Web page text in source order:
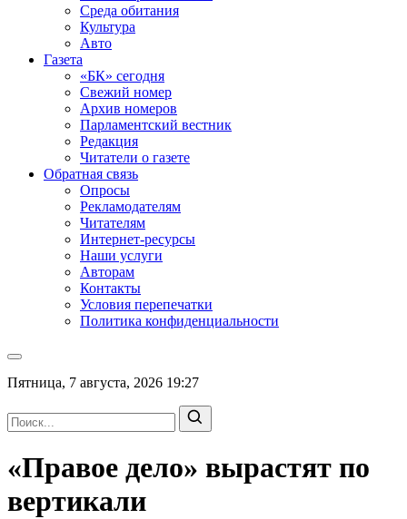
Среда обитания
Культура
Авто
Газета
«БК» сегодня
Свежий номер
Архив номеров
Парламентский вестник
Редакция
Читатели о газете
Обратная связь
Опросы
Рекламодателям
Читателям
Интернет-ресурсы
Наши услуги
Авторам
Контакты
Условия перепечатки
Политика конфиденциальности
Пятница, 7 августа, 2026 19:27
«Правое дело» вырастят по
вертикали